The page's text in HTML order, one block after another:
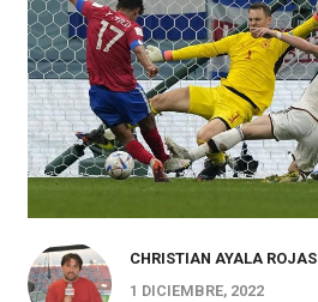
CHRISTIAN AYALA ROJAS
1 DICIEMBRE, 2022